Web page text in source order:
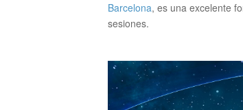
Barcelona, es una excelente
sesiones.